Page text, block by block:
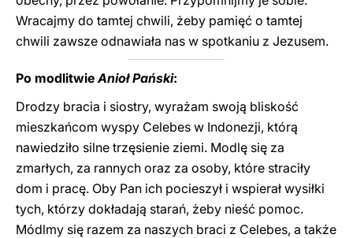
Wracajmy do tamtej chwili, żeby pamięć o tamtej
chwili zawsze odnawiała nas w spotkaniu z Jezusem.
Po modlitwieAnioł Pański:
Drodzy bracia i siostry, wyrażam swoją bliskość
mieszkańcom wyspy Celebes w Indonezji, którą
nawiedziło silne trzęsienie ziemi. Modlę się za
zmarłych, za rannych oraz za osoby, które straciły
dom i pracę. Oby Pan ich pocieszył i wspierał wysiłki
tych, którzy dokładają starań, żeby nieść pomoc.
Módlmy się razem za naszych braci z Celebes, a także